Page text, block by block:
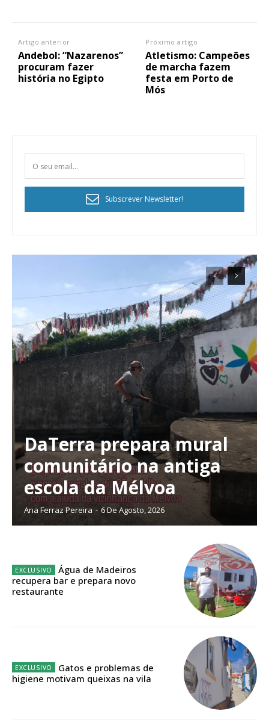
Planos de Assinatura
Faça-se assinante do Região de Cister e ajude-nos a manter este serviço
Sendo assinante terá acesso a todos os conteúdos exclusivos e versões
digitais.
Escolha o plano de assinatura desejado:
IMPRESSA
Artigo anterior
Andebol: “Nazarenos”
procuram fazer
história no Egipto
Próximo artigo
Atletismo: Campeões
de marcha fazem
festa em Porto de
Mós
Subscrever Newsletter!
DaTerra prepara mural
comunitário na antiga
escola da Mélvoa
Ana Ferraz Pereira - 6 De Agosto, 2026
Água de Madeiros
recupera bar e prepara novo
restaurante
Gatos e problemas de
higiene motivam queixas na vila